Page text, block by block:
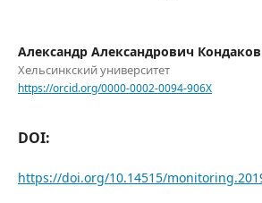
Александр Александрович Кондаков
Хельсинкский университет
https://orcid.org/0000-0002-0094-906X
DOI:
https://doi.org/10.14515/